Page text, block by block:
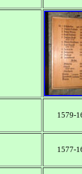
1579-
1577-